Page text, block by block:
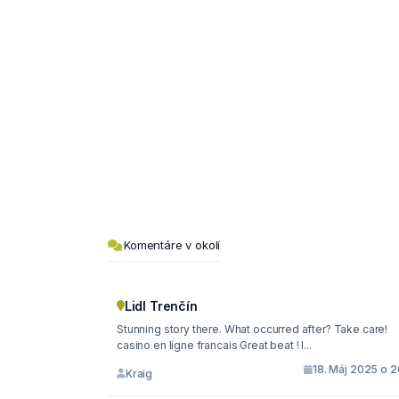
Komentáre v okolí
Lidl Trenčín
Stunning story there. What occurred after? Take care!
casino en ligne francais Great beat ! I...
Kraig 18. Máj 2025 o